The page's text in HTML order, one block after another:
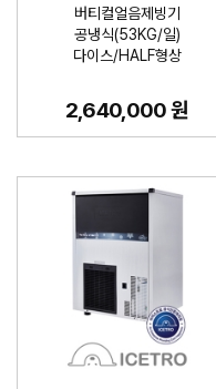
버티컬얼음제빙기
공냉식(53KG/일)
다이스/HALF형상
2,640,000 원